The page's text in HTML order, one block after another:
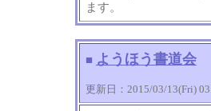
ます。
■ ようほう書道会
更新日：2015/03/13(Fri)